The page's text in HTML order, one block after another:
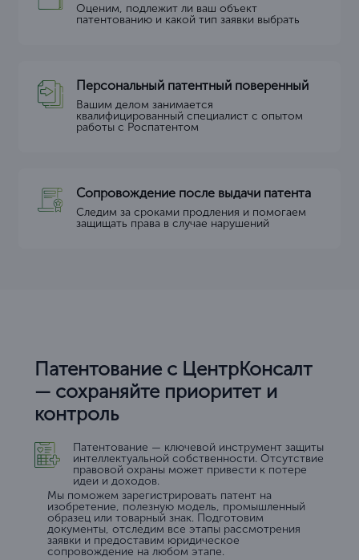
Оценим, подлежит ли ваш объект
патентованию и какой тип заявки выбрать
Персональный патентный поверенный
Вашим делом занимается
квалифицированный специалист с опытом
работы с Роспатентом
Сопровождение после выдачи патента
Следим за сроками продления и помогаем
защищать права в случае нарушений
Патентование с ЦентрКонсалт
— сохраняйте приоритет и
контроль
Патентование — ключевой инструмент защиты
интеллектуальной собственности. Отсутствие
правовой охраны может привести к потере
идеи и доходов.
Мы поможем зарегистрировать патент на
изобретение, полезную модель, промышленный
образец или товарный знак. Подготовим
документы, отследим все этапы рассмотрения
заявки и предоставим юридическое
сопровождение на любом этапе.